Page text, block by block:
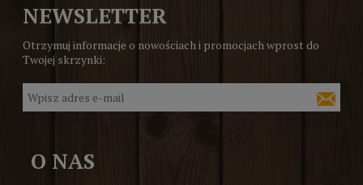
NEWSLETTER
Otrzymuj informacje o nowościach i promocjach wprost do
Twojej skrzynki:
O NAS